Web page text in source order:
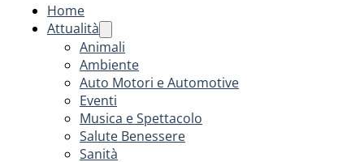
Home
Attualità
Animali
Ambiente
Auto Motori e Automotive
Eventi
Musica e Spettacolo
Salute Benessere
Sanità